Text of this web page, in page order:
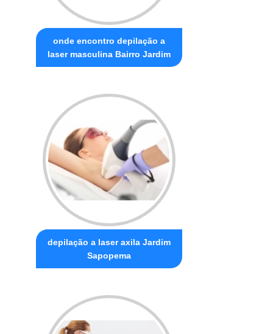
onde encontro depilação a
laser masculina Bairro Jardim
depilação a laser axila Jardim
Sapopema